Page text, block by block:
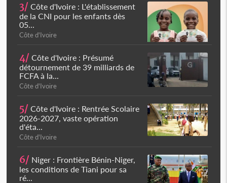
3/ Côte d'Ivoire : L'établissement
de la CNI pour les enfants dès
05...
Côte d'Ivoire
4/ Côte d'Ivoire : Présumé
détournement de 39 milliards de
FCFA à la...
Côte d'Ivoire
5/ Côte d'Ivoire : Rentrée Scolaire
2026-2027, vaste opération
d'éta...
Côte d'Ivoire
6/ Niger : Frontière Bénin-Niger,
les conditions de Tiani pour sa
ré...